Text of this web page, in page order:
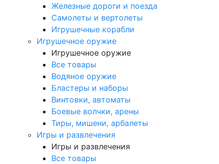
Железные дороги и поезда
Самолеты и вертолеты
Игрушечные корабли
Игрушечное оружие
Игрушечное оружие
Все товары
Водяное оружие
Бластеры и наборы
Винтовки, автоматы
Боевые волчки, арены
Тиры, мишени, арбалеты
Игры и развлечения
Игры и развлечения
Все товары